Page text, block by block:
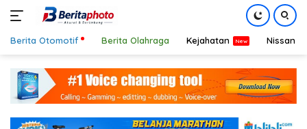
konten
Berita Otomotif Berita Olahraga Kejahatan Nissan